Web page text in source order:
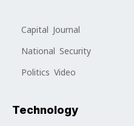
Capital Journal
National Security
Politics Video
Technology